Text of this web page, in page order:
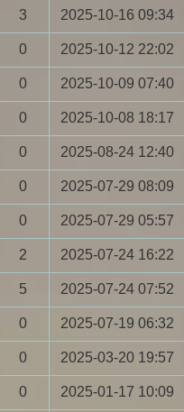
3 2025-10-16 09:34
0 2025-10-12 22:02
0 2025-10-09 07:40
0 2025-10-08 18:17
0 2025-08-24 12:40
0 2025-07-29 08:09
0 2025-07-29 05:57
2 2025-07-24 16:22
5 2025-07-24 07:52
0 2025-07-19 06:32
0 2025-03-20 19:57
0 2025-01-17 10:09